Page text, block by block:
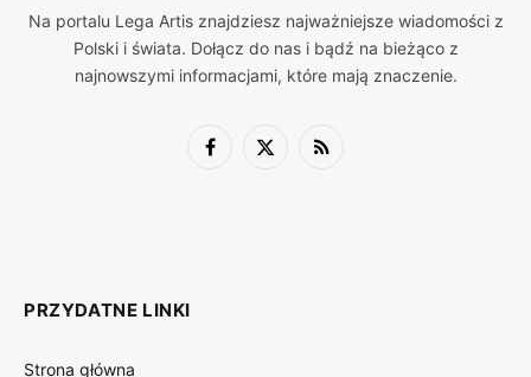
Na portalu Lega Artis znajdziesz najważniejsze wiadomości z
Polski i świata. Dołącz do nas i bądź na bieżąco z
najnowszymi informacjami, które mają znaczenie.
Facebook
X
RSS
PRZYDATNE LINKI
Strona główna